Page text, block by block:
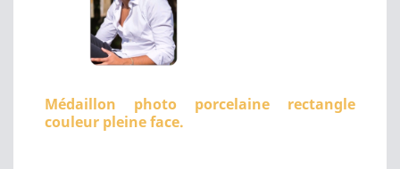
Médaillon photo porcelaine rectangle
couleur pleine face.